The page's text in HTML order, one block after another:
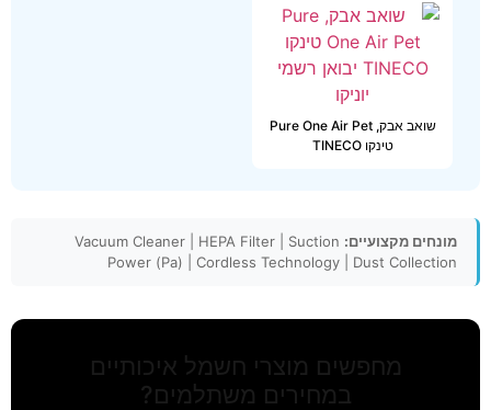
שואב אבק, Pure One Air Pet
טינקו TINECO
מונחים מקצועיים: Vacuum Cleaner | HEPA Filter | Suction
Power (Pa) | Cordless Technology | Dust Collection
מחפשים מוצרי חשמל איכותיים
במחירים משתלמים?